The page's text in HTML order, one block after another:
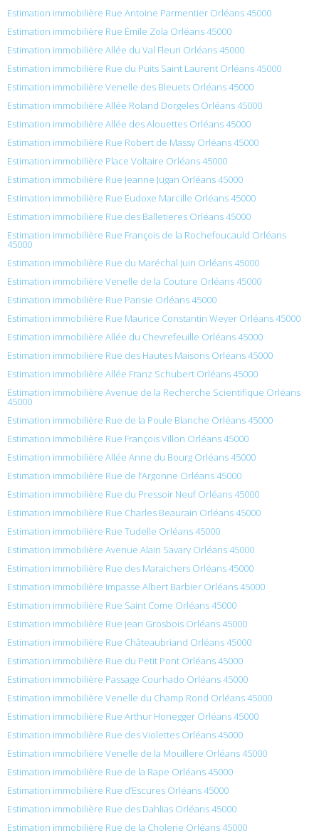
Estimation immobilière Rue Antoine Parmentier Orléans 45000
Estimation immobilière Rue Émile Zola Orléans 45000
Estimation immobilière Allée du Val Fleuri Orléans 45000
Estimation immobilière Rue du Puits Saint Laurent Orléans 45000
Estimation immobilière Venelle des Bleuets Orléans 45000
Estimation immobilière Allée Roland Dorgeles Orléans 45000
Estimation immobilière Allée des Alouettes Orléans 45000
Estimation immobilière Rue Robert de Massy Orléans 45000
Estimation immobilière Place Voltaire Orléans 45000
Estimation immobilière Rue Jeanne Jugan Orléans 45000
Estimation immobilière Rue Eudoxe Marcille Orléans 45000
Estimation immobilière Rue des Balletieres Orléans 45000
Estimation immobilière Rue François de la Rochefoucauld Orléans
45000
Estimation immobilière Rue du Maréchal Juin Orléans 45000
Estimation immobilière Venelle de la Couture Orléans 45000
Estimation immobilière Rue Parisie Orléans 45000
Estimation immobilière Rue Maurice Constantin Weyer Orléans 45000
Estimation immobilière Allée du Chevrefeuille Orléans 45000
Estimation immobilière Rue des Hautes Maisons Orléans 45000
Estimation immobilière Allée Franz Schubert Orléans 45000
Estimation immobilière Avenue de la Recherche Scientifique Orléans
45000
Estimation immobilière Rue de la Poule Blanche Orléans 45000
Estimation immobilière Rue François Villon Orléans 45000
Estimation immobilière Allée Anne du Bourg Orléans 45000
Estimation immobilière Rue de l’Argonne Orléans 45000
Estimation immobilière Rue du Pressoir Neuf Orléans 45000
Estimation immobilière Rue Charles Beaurain Orléans 45000
Estimation immobilière Rue Tudelle Orléans 45000
Estimation immobilière Avenue Alain Savary Orléans 45000
Estimation immobilière Rue des Maraichers Orléans 45000
Estimation immobilière Impasse Albert Barbier Orléans 45000
Estimation immobilière Rue Saint Come Orléans 45000
Estimation immobilière Rue Jean Grosbois Orléans 45000
Estimation immobilière Rue Châteaubriand Orléans 45000
Estimation immobilière Rue du Petit Pont Orléans 45000
Estimation immobilière Passage Courhado Orléans 45000
Estimation immobilière Venelle du Champ Rond Orléans 45000
Estimation immobilière Rue Arthur Honegger Orléans 45000
Estimation immobilière Rue des Violettes Orléans 45000
Estimation immobilière Venelle de la Mouillere Orléans 45000
Estimation immobilière Rue de la Rape Orléans 45000
Estimation immobilière Rue d’Escures Orléans 45000
Estimation immobilière Rue des Dahlias Orléans 45000
Estimation immobilière Rue de la Cholerie Orléans 45000